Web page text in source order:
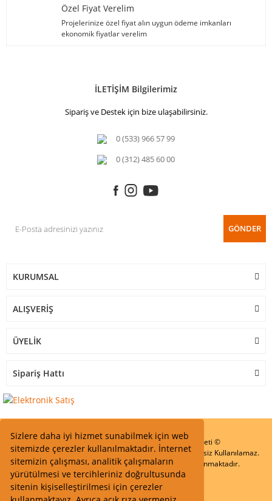
Sizlere daha iyi hizmet sunabilmek için web
sitemizde çerezler kullanılmaktadır. İnternet
sitemizin çalışması, analitik çalışmaların
yürütülmesi ve tercihleriniz doğrultusunda
sitenin kişiselleştirilmesi için çerezler
Özel Fiyat Verelim
Projelerinize özel fiyat alın uygun ödeme imkanları
ekonomik fiyatlar verelim
İLETİŞİM Bilgilerimiz
Sipariş ve Destek için bize ulaşabilirsiniz.
0 (533) 966 57 99
0 (312) 485 60 00
GÖNDER
KURUMSAL
ALIŞVERİŞ
ÜYELİK
Sipariş Hattı
Start Elektronik Sanayi ve Ticaret Limited Şirketi ©
Resimler Yazılar ve İçeriklerin Tüm hakları saklıdır ve İzinsiz Kullanılamaz.
Kredi kartı bilgileriniz 256bit SSL Sertifikası ile Korunmaktadır.